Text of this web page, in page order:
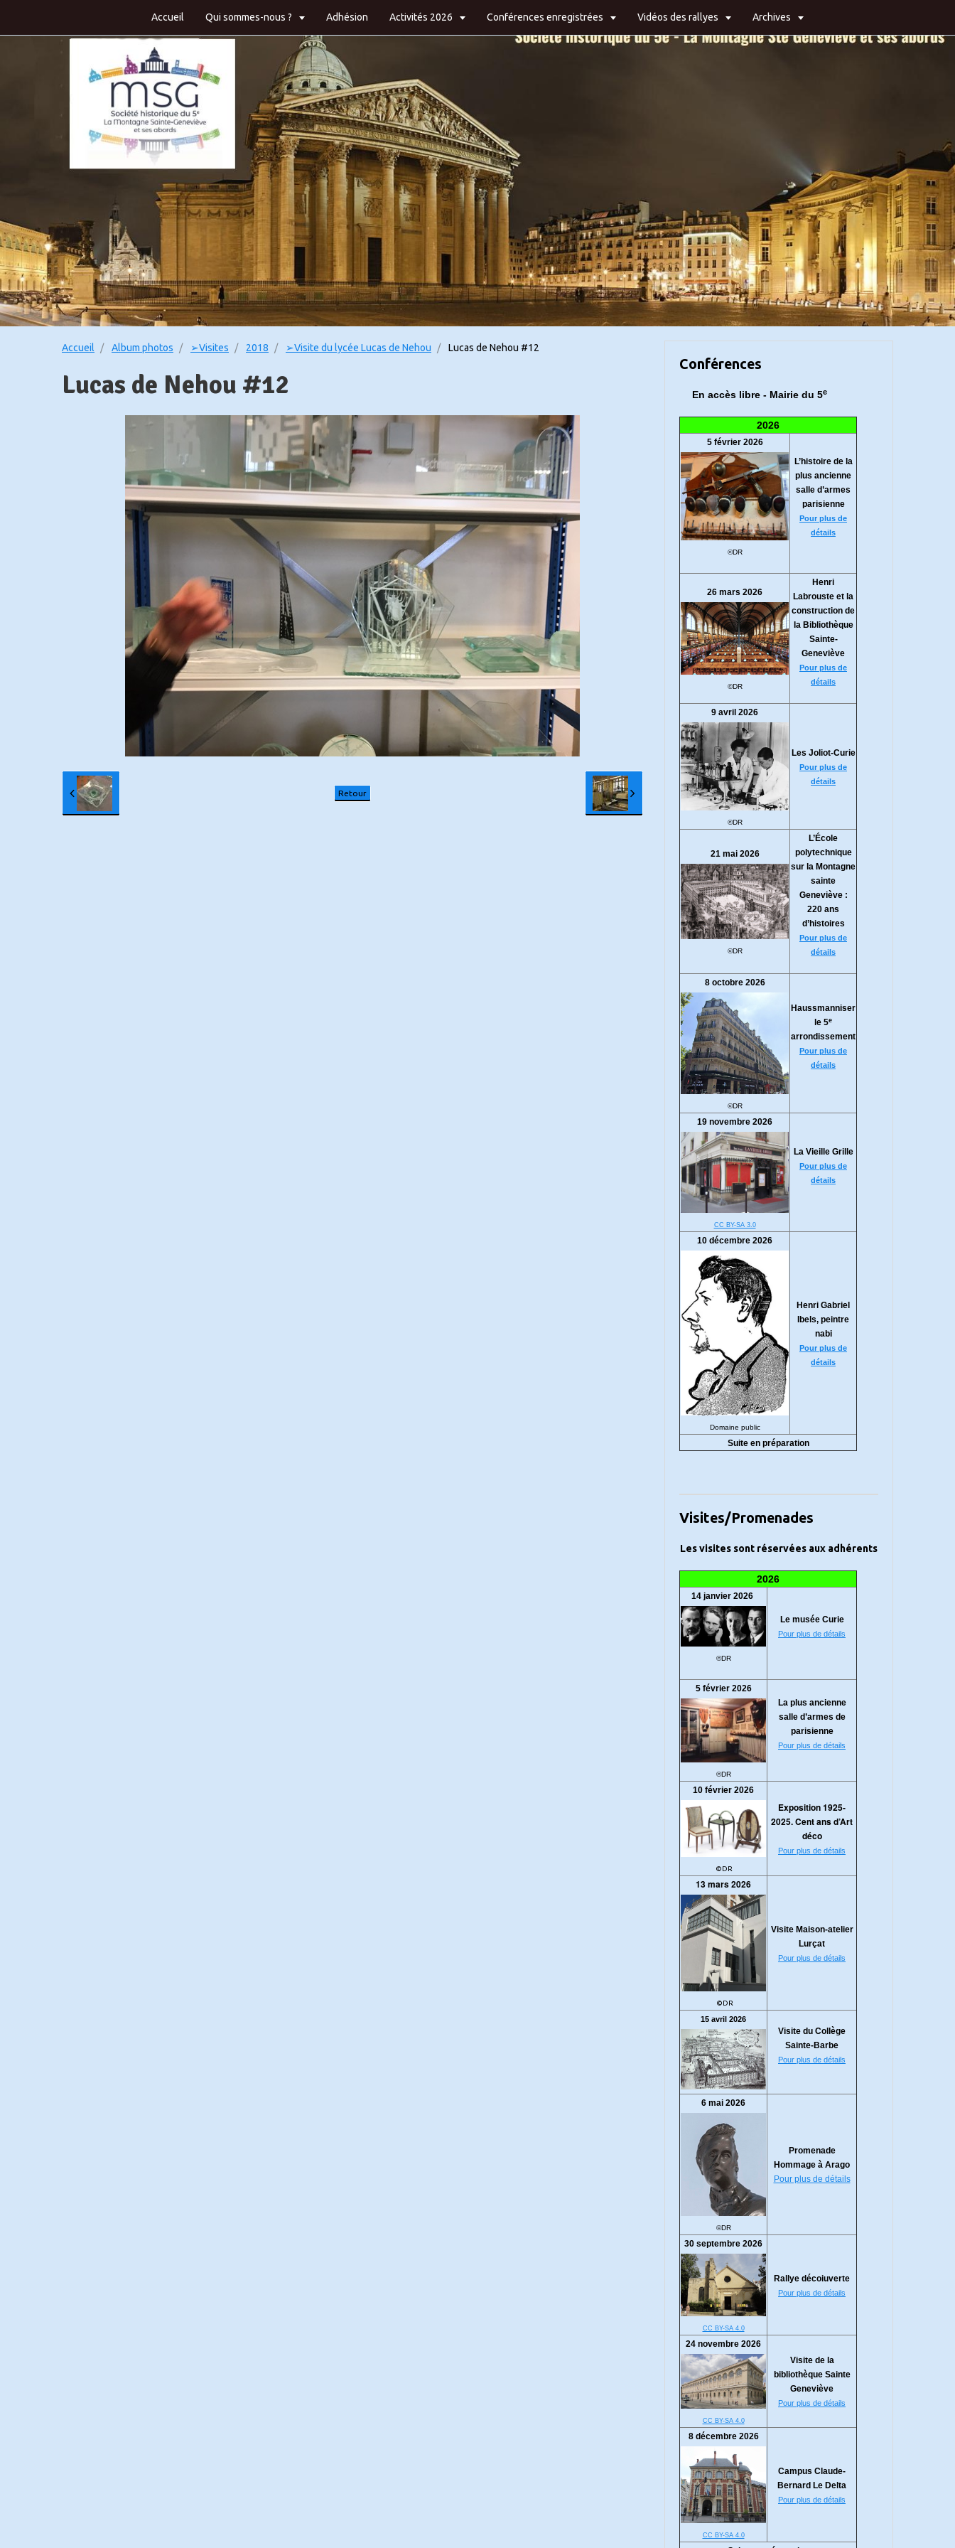
Accueil Qui sommes-nous ? Adhésion Activités 2026 Conférences enregistrées Vidéos des rallyes Archives
Accueil Album photos ➢Visites 2018 ➢Visite du lycée Lucas de Nehou Lucas de Nehou #12
Lucas de Nehou #12
Retour
Conférences
En accès libre - Mairie du 5e
2026
5 février 2026
©DR
L’histoire de la
plus ancienne
salle d’armes
parisienne
Pour plus de
détails
26 mars 2026
©DR
Henri
Labrouste et la
construction de
la Bibliothèque
Sainte-
Geneviève
Pour plus de
détails
9 avril 2026
©DR
Les Joliot-Curie
Pour plus de
détails
21 mai 2026
©DR
L’École
polytechnique
sur la Montagne
sainte
Geneviève :
220 ans
d’histoires
Pour plus de
détails
8 octobre 2026
©DR
Haussmanniser
le 5e
arrondissement
Pour plus de
détails
19 novembre 2026
CC BY-SA 3.0
La Vieille Grille
Pour plus de
détails
10 décembre 2026
Domaine public
Henri Gabriel
Ibels, peintre
nabi
Pour plus de
détails
Suite en préparation
Visites/Promenades
Les visites sont réservées aux adhérents
2026
14 janvier 2026
©DR
Le musée Curie
Pour plus de détails
5 février 2026
©DR
La plus ancienne
salle d’armes de
parisienne
Pour plus de détails
10 février 2026
©DR
Exposition 1925-
2025. Cent ans d’Art
déco
Pour plus de détails
13 mars 2026
©DR
Visite Maison-atelier
Lurçat
Pour plus de détails
15 avril 2026
Visite du Collège
Sainte-Barbe
Pour plus de détails
6 mai 2026
©DR
Promenade
Hommage à Arago
Pour plus de détails
30 septembre 2026
CC BY-SA 4.0
Rallye décoiuverte
Pour plus de détails
24 novembre 2026
CC BY-SA 4.0
Visite de la
bibliothèque Sainte
Geneviève
Pour plus de détails
8 décembre 2026
CC BY-SA 4.0
Campus Claude-
Bernard Le Delta
Pour plus de détails